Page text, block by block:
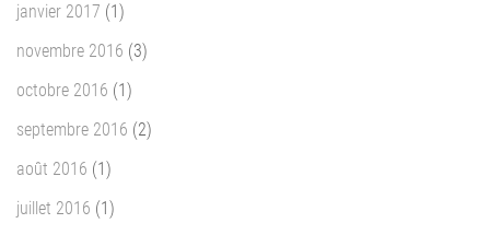
janvier 2017 (1)
novembre 2016 (3)
octobre 2016 (1)
septembre 2016 (2)
août 2016 (1)
juillet 2016 (1)